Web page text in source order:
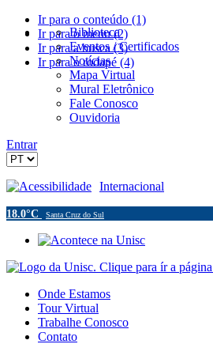
Ir para o conteúdo (1)
Ir para o menu (2)
Ir para a busca (3)
Ir para o rodapé (4)
Biblioteca
Eventos / Certificados
Notícias
Mapa Virtual
Mural Eletrônico
Fale Conosco
Ouvidoria
Entrar
Acessibilidade Internacional
18.0°C Santa Cruz do Sul
Onde Estamos
Tour Virtual
Trabalhe Conosco
Contato